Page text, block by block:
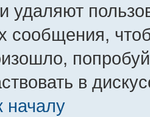
удаляют
сообщения,
в
началу